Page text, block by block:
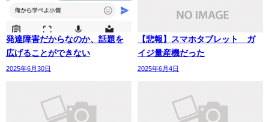
発達障害だからなのか、話題を
広げることができない
2025年6月30日
【悲報】スマホタブレット ガ
イジ量産機だった
2025年6月4日